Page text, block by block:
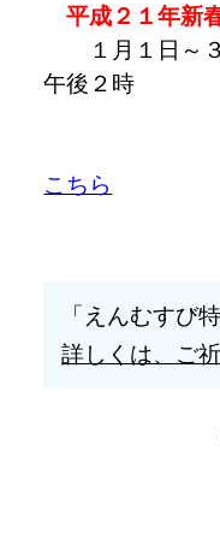
平成２１年新
１月１日
午後２時
こちら
「えんむすび
詳しくは、ご